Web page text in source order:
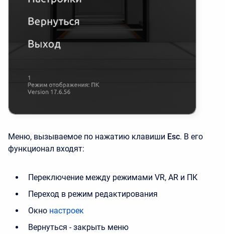
Меню, вызываемое по нажатию клавиши Esc. В его
функционал входят:
Переключение между режимами VR, AR и ПК
Переход в режим редактирования
Окно настроек
Вернуться - закрыть меню